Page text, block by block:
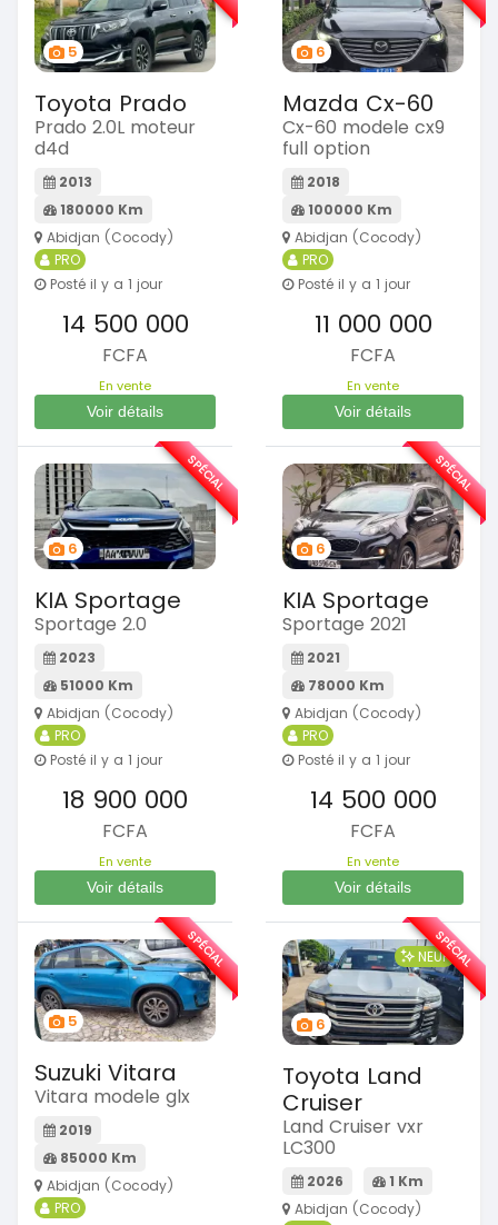
5
Toyota Prado
Prado 2.0L moteur
d4d
2013
180000 Km
Abidjan (Cocody)
PRO
Posté il y a 1 jour
14 500 000
FCFA
En vente
Voir détails
6
Mazda Cx-60
Cx-60 modele cx9
full option
2018
100000 Km
Abidjan (Cocody)
PRO
Posté il y a 1 jour
11 000 000
FCFA
En vente
Voir détails
6
KIA Sportage
Sportage 2.0
2023
51000 Km
Abidjan (Cocody)
PRO
Posté il y a 1 jour
18 900 000
FCFA
En vente
Voir détails
SPÉCIAL
6
KIA Sportage
Sportage 2021
2021
78000 Km
Abidjan (Cocody)
PRO
Posté il y a 1 jour
14 500 000
FCFA
En vente
Voir détails
SPÉCIAL
5
Suzuki Vitara
Vitara modele glx
2019
85000 Km
Abidjan (Cocody)
PRO
SPÉCIAL
6
NEUF
Toyota Land
Cruiser
Land Cruiser vxr
LC300
2026
1 Km
Abidjan (Cocody)
SPÉCIAL